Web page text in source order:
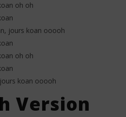
oh oh
jours koan ooooh
oh oh
koan ooooh
Version